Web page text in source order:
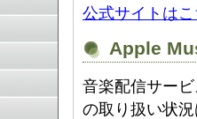
公式サイトは
Apple
音楽配信サー
の取り扱い状